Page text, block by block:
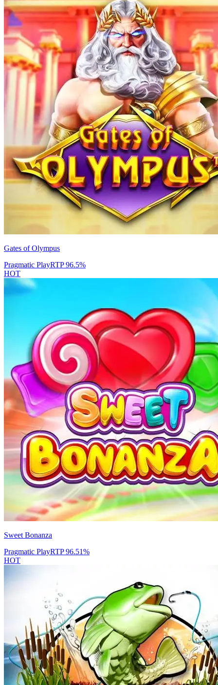
Gates of Olympus
Pragmatic PlayRTP96.5%
HOT
Sweet Bonanza
Pragmatic PlayRTP96.51%
HOT